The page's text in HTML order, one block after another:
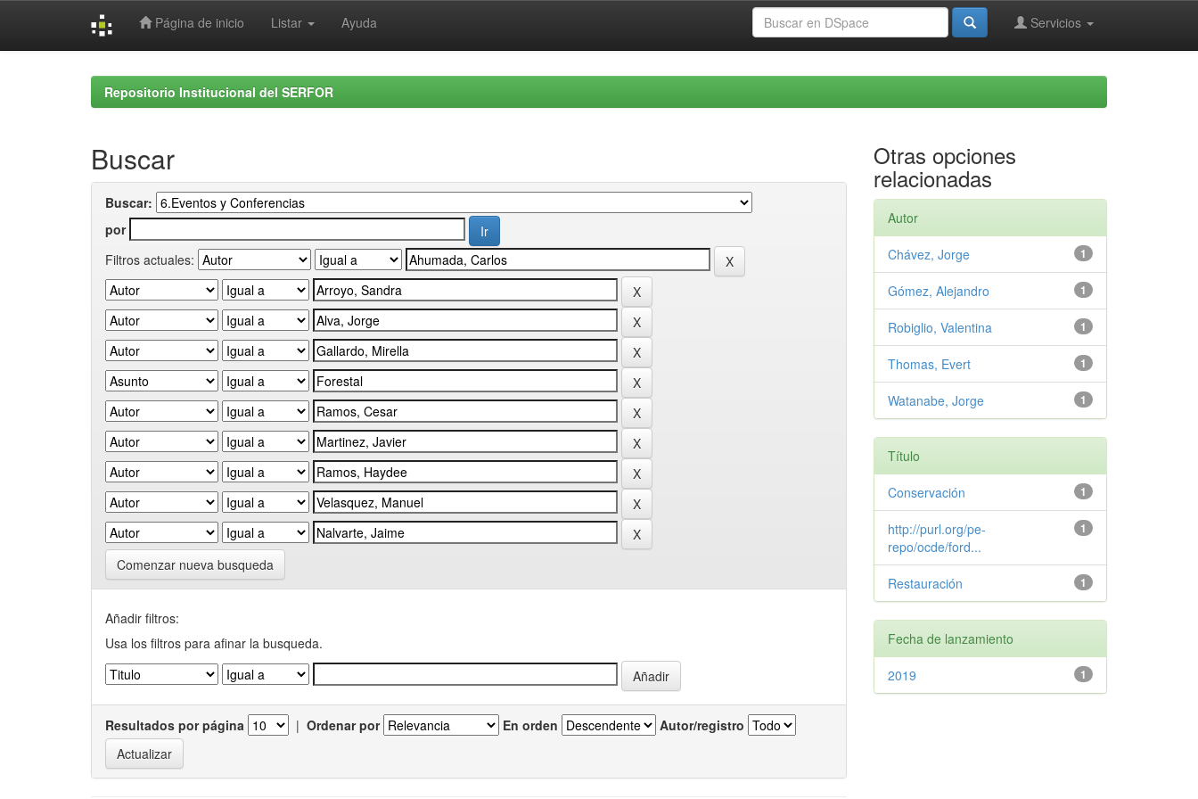
Página de inicio Listar Ayuda Servicios
Repositorio Institucional del SERFOR
Buscar
Buscar:
por
Filtros actuales:
Comenzar nueva busqueda
Añadir filtros:
Usa los filtros para afinar la busqueda.
Resultados por página | Ordenar por En orden Autor/registro
Otras opciones
relacionadas
Autor
1
Chávez, Jorge
1
Gómez, Alejandro
1
Robiglio, Valentina
1
Thomas, Evert
1
Watanabe, Jorge
Título
1
Conservación
1
http://purl.org/pe-
repo/ocde/ford...
1
Restauración
Fecha de lanzamiento
1
2019